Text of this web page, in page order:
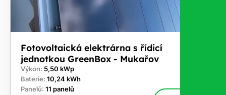
Fotovoltaická elektrárna s řídicí
jednotkou GreenBox - Mukařov
Výkon: 5,50 kWp
Baterie: 10,24 kWh
Panelů: 11 panelů